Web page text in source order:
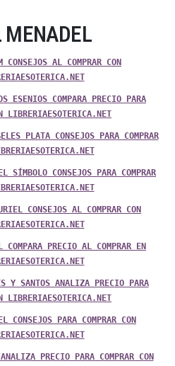
MENADEL
CONSEJOS AL COMPRAR CON
ESENIOS COMPARA PRECIO PARA
LIBRERIAESOTERICA.NET
PLATA CONSEJOS PARA COMPRAR
SÍMBOLO CONSEJOS PARA COMPRAR
CONSEJOS AL COMPRAR CON
PRECIO AL COMPRAR EN
Y SANTOS ANALIZA PRECIO PARA
LIBRERIAESOTERICA.NET
CONSEJOS PARA COMPRAR CON
PRECIO PARA COMPRAR CON